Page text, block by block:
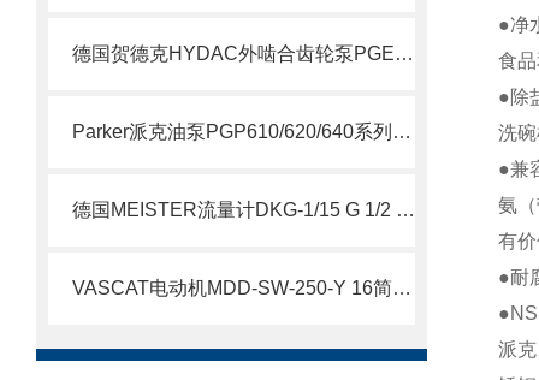
德国贺德克HYDAC外啮合齿轮泵PGE100系列科普
Parker派克油泵PGP610/620/640系列简要说明
德国MEISTER流量计DKG-1/15 G 1/2 VA NOC 说明
VASCAT电动机MDD-SW-250-Y 16简要介绍
●净
食
●除
洗
●兼
氨
有
●耐
派